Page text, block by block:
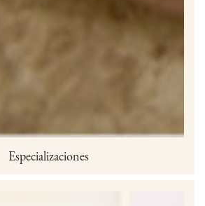
Especializaciones